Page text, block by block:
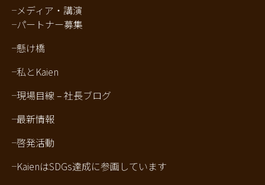
メディア・講演
パートナー募集
懸け橋
私とKaien
現場目線 – 社長ブログ
最新情報
啓発活動
KaienはSDGs達成に参画しています